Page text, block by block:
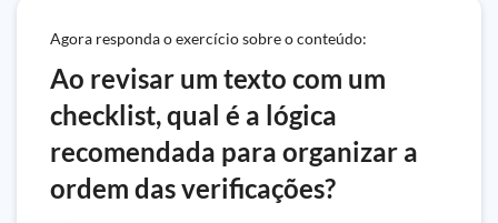
Agora responda o exercício sobre o conteúdo:
Ao revisar um texto com um
checklist, qual é a lógica
recomendada para organizar a
ordem das verificações?